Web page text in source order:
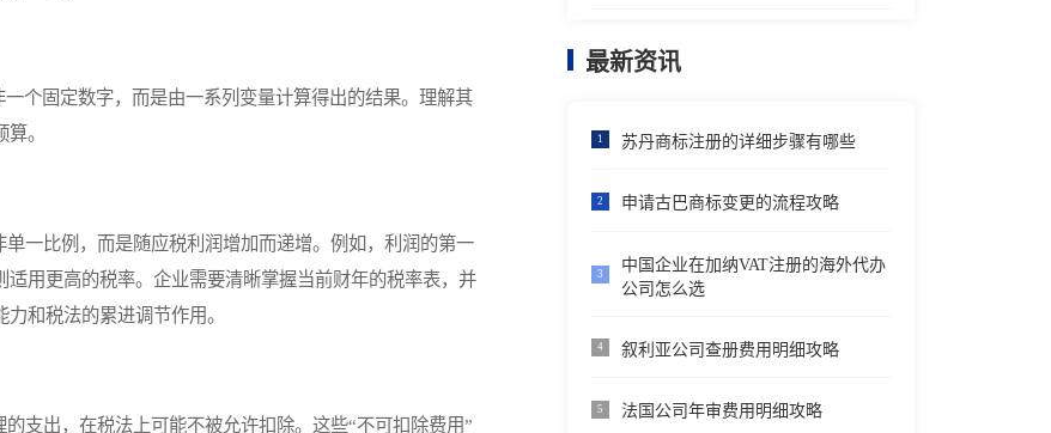
固定数字，而是由一系列变量计算得出的结果。理解其
。
比例，而是随应税利润增加而递增。例如，利润的第一
用更高的税率。企业需要清晰掌握当前财年的税率表，并
和税法的累进调节作用。
出，在税法上可能不被允许扣除。这些“不可扣除费用”
最新资讯
1 苏丹商标注册的详细步骤有哪些
2 申请古巴商标变更的流程攻略
3
中国企业在加纳VAT注册的海外代办
公司怎么选
4 叙利亚公司查册费用明细攻略
5 法国公司年审费用明细攻略